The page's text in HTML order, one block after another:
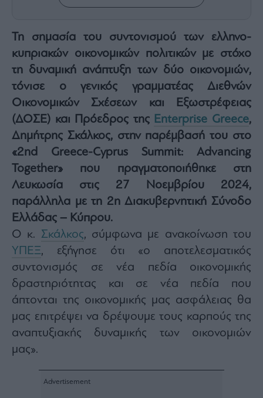
Les
Vivants
Auto
Life
&
Style
Υγεία
Architecture
&
Design
Fashion
&
Art
Yachts
For
Two
Μετοχές
Αγορές
Trader's
Τη σημασία του συντονισμού των ελληνο-
κυπριακών οικονομικών πολιτικών με στόχο
τη δυναμική ανάπτυξη των δύο οικονομιών,
τόνισε ο γενικός γραμματέας Διεθνών
Οικονομικών Σχέσεων και Εξωστρέφειας
(ΔΟΣΕ) και Πρόεδρος της Enterprise Greece,
Δημήτρης Σκάλκος, στην παρέμβασή του στο
«2nd Greece-Cyprus Summit: Advancing
Together» που πραγματοποιήθηκε στη
Λευκωσία στις 27 Νοεμβρίου 2024,
παράλληλα με τη 2η Διακυβερνητική Σύνοδο
Ελλάδας – Κύπρου.
Ο κ. Σκάλκος, σύμφωνα με ανακοίνωση του
ΥΠΕΞ, εξήγησε ότι «ο αποτελεσματικός
συντονισμός σε νέα πεδία οικονομικής
δραστηριότητας και σε νέα πεδία που
άπτονται της οικονομικής μας ασφάλειας θα
μας επιτρέψει να δρέψουμε τους καρπούς της
αναπτυξιακής δυναμικής των οικονομιών
μας».